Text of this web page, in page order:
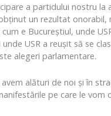
a partidului nostru la
un rezultat onorabil,
e Bucureștiul, unde
USR a reușit să se
alegeri parlamentare.
avem alături de noi și în
pe care le vom